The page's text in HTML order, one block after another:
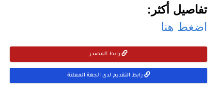
تفاصيل أكثر:
اضغط هنا
رابط المصدر
رابط التقديم لدى الجهة المعلنة